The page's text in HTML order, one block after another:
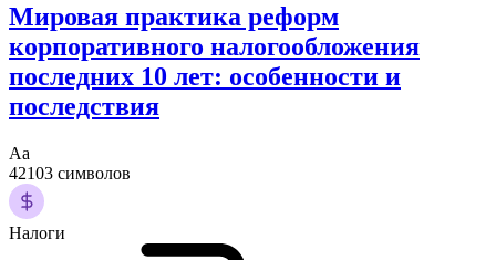
Мировая практика реформ
корпоративного налогообложения
последних 10 лет: особенности и
последствия
Аа
42103 символов
Налоги